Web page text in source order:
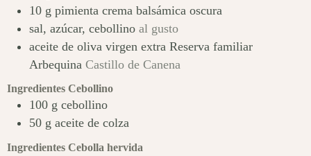
10 g pimienta crema balsámica oscura
sal, azúcar, cebollino al gusto
aceite de oliva virgen extra Reserva familiar
Arbequina Castillo de Canena
Ingredientes Cebollino
100 g cebollino
50 g aceite de colza
Ingredientes Cebolla hervida